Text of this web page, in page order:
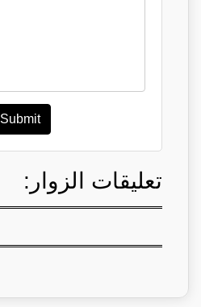
Submit
تعليقات الزوار: